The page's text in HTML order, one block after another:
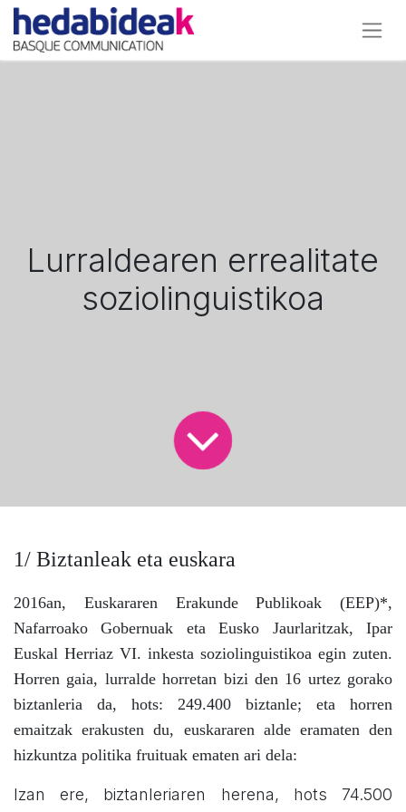
Lurraldearen errealitate
soziolinguistikoa
1/ Biztanleak eta euskara
2016an, Euskararen Erakunde Publikoak (EEP)*,
Nafarroako Gobernuak eta Eusko Jaurlaritzak, Ipar
Euskal Herriaz VI. inkesta soziolinguistikoa egin zuten.
Horren gaia, lurralde horretan bizi den 16 urtez gorako
biztanleria da, hots: 249.400 biztanle; eta horren
emaitzak erakusten du, euskararen alde eramaten den
hizkuntza politika fruituak ematen ari dela:
Izan ere, biztanleriaren herena, hots 74.500